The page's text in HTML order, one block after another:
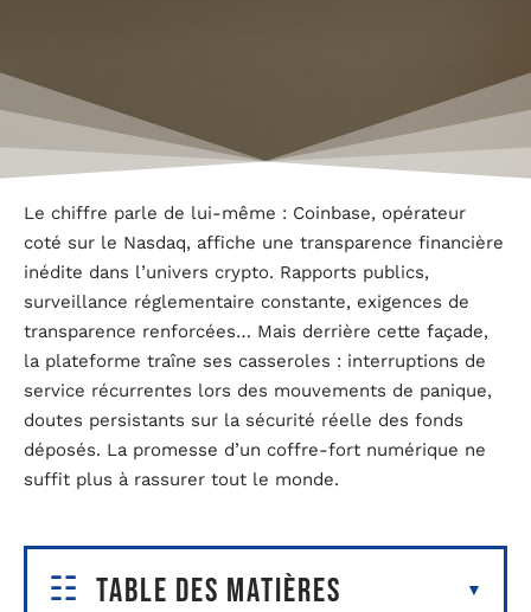
Le chiffre parle de lui-même : Coinbase, opérateur
coté sur le Nasdaq, affiche une transparence financière
inédite dans l’univers crypto. Rapports publics,
surveillance réglementaire constante, exigences de
transparence renforcées… Mais derrière cette façade,
la plateforme traîne ses casseroles : interruptions de
service récurrentes lors des mouvements de panique,
doutes persistants sur la sécurité réelle des fonds
déposés. La promesse d’un coffre-fort numérique ne
suffit plus à rassurer tout le monde.
Table des matières